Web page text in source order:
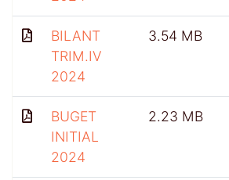
BILANT
TRIM.IV
2024
3.54 MB
BUGET
INITIAL
2024
2.23 MB